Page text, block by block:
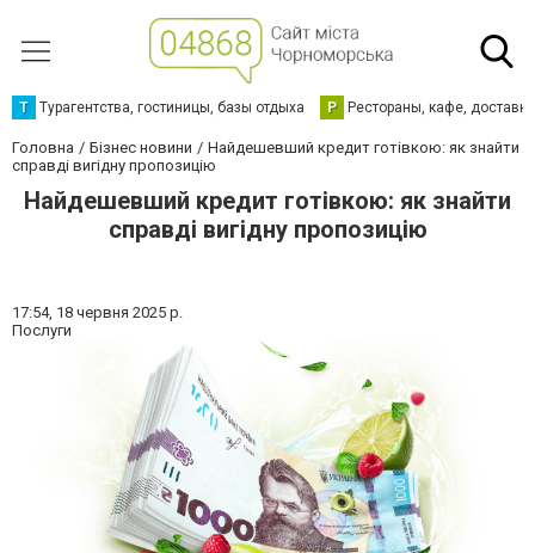
Т Турагентства, гостиницы, базы отдыха Р Рестораны, кафе,
Головна Бізнес новини
Найдешевший кредит готівкою: як знайти
справді вигідну пропозицію
Найдешевший кредит готівкою: як знайти
справді вигідну пропозицію
17:54, 18 червня 2025 р.
Послуги